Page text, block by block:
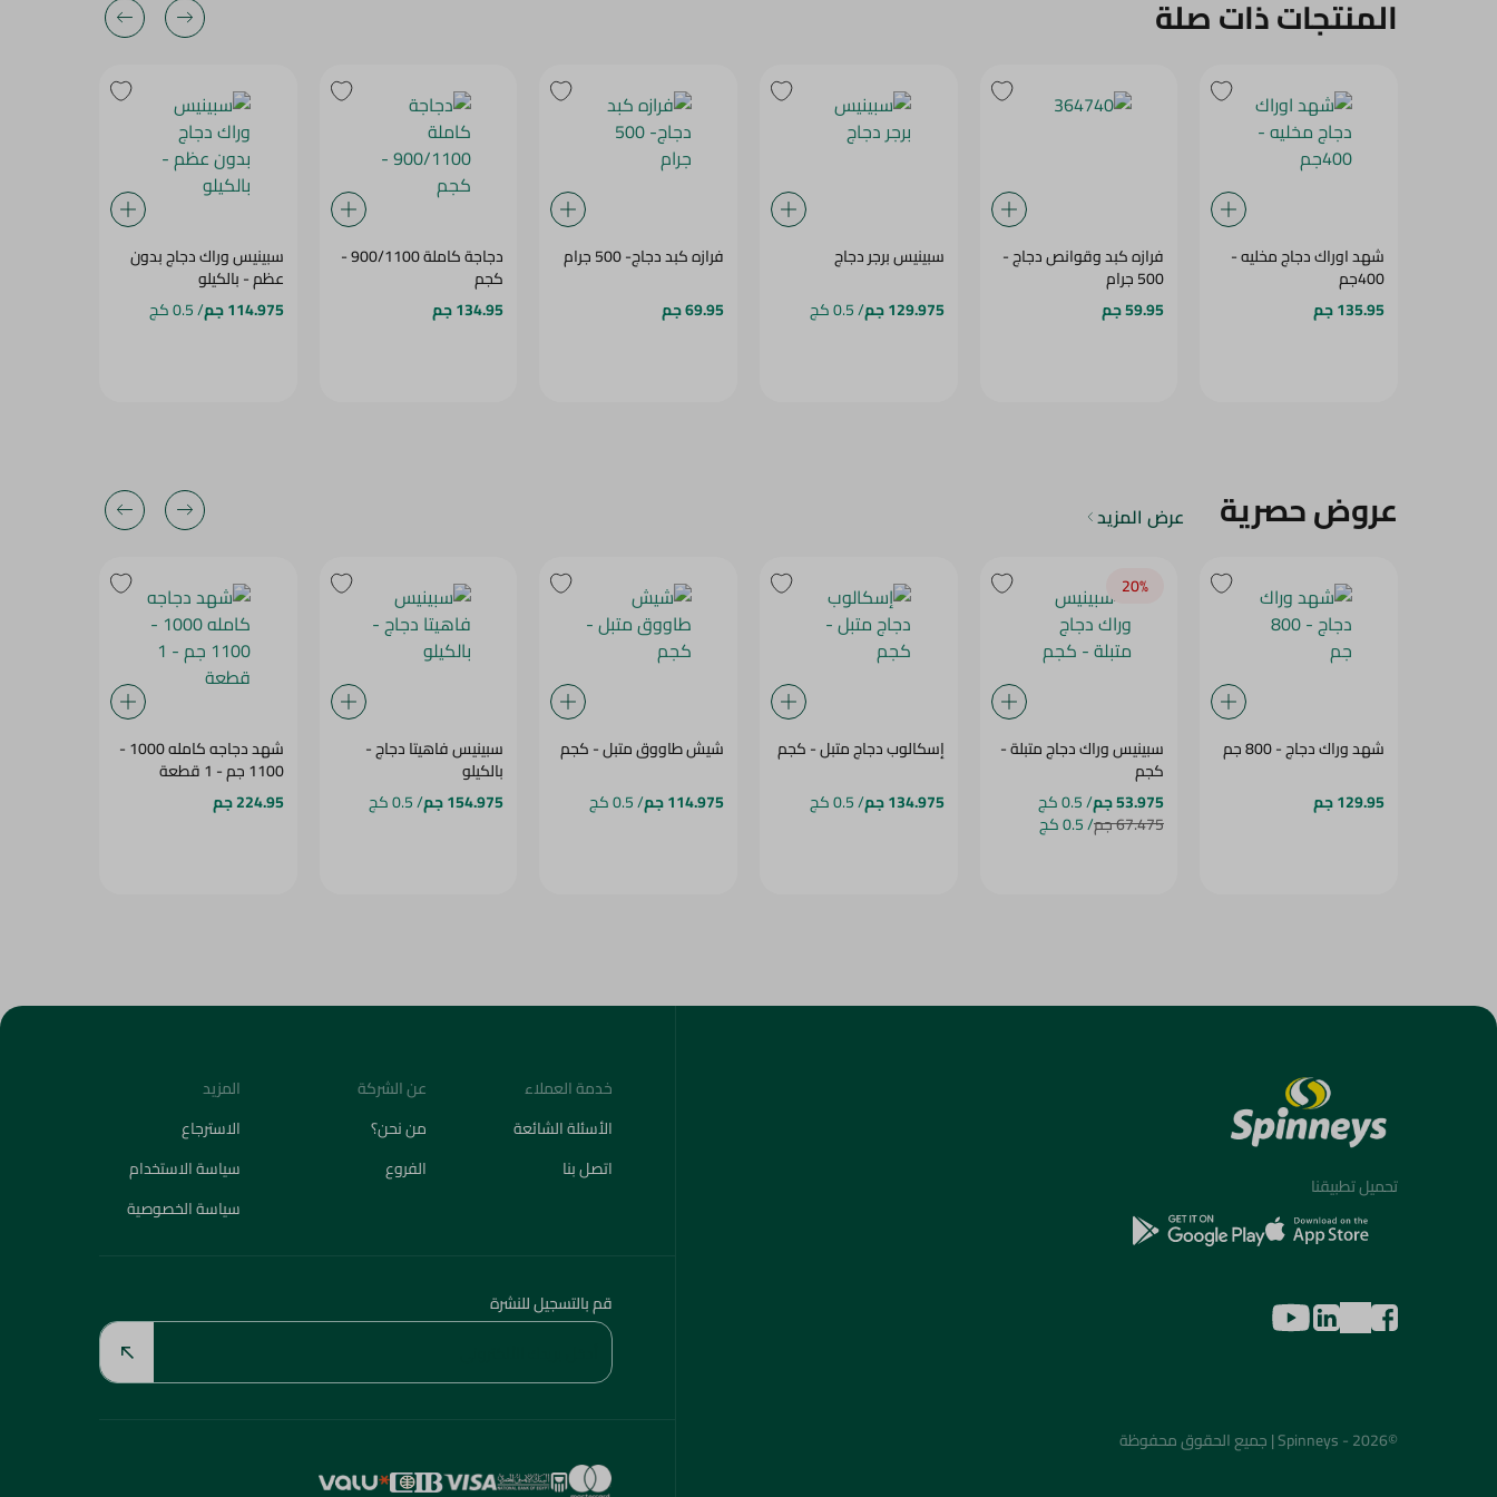
المنتجات ذات صلة
شهد اوراك دجاج مخليه -
400جم
135.95 جم
فرازه كبد وقوانص دجاج -
500 جرام
59.95 جم
سبينيس برجر دجاج
129.975 جم
/ 0.5 كج
فرازه كبد دجاج- 500 جرام
69.95 جم
دجاجة كاملة 900/1100 -
كجم
134.95 جم
سبينيس وراك دجاج بدون
عظم - بالكيلو
114.975 جم
/ 0.5 كج
عروض حصرية عرض المزيد
شهد وراك دجاج - 800 جم
129.95 جم
20‎%‎
سبينيس وراك دجاج متبلة -
كجم
53.975 جم
/ 0.5 كج
67.475 جم / 0.5 كج
إسكالوب دجاج متبل - كجم
134.975 جم
/ 0.5 كج
شيش طاووق متبل - كجم
114.975 جم
/ 0.5 كج
سبينيس فاهيتا دجاج -
بالكيلو
154.975 جم
/ 0.5 كج
شهد دجاجه كامله 1000 -
1100 جم - 1 قطعة
224.95 جم
تحميل تطبيقنا
©2026 - Spinneys | جميع الحقوق محفوظة
خدمة العملاء
الأسئلة الشائعة
اتصل بنا
عن الشركة
من نحن؟
الفروع
المزيد
الاسترجاع
سياسة الاستخدام
سياسة الخصوصية
قم بالتسجيل للنشرة